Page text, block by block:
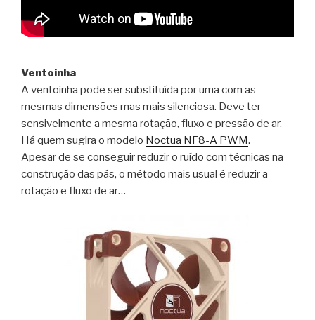
Ventoinha
A ventoinha pode ser substituída por uma com as
mesmas dimensões mas mais silenciosa. Deve ter
sensivelmente a mesma rotação, fluxo e pressão de ar.
Há quem sugira o modelo Noctua NF8-A PWM.
Apesar de se conseguir reduzir o ruído com técnicas na
construção das pás, o método mais usual é reduzir a
rotação e fluxo de ar…